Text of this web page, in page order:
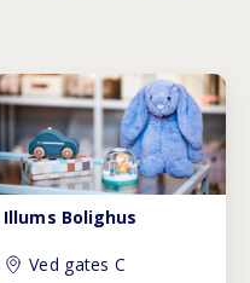
Illums Bolighus
Ved gates C